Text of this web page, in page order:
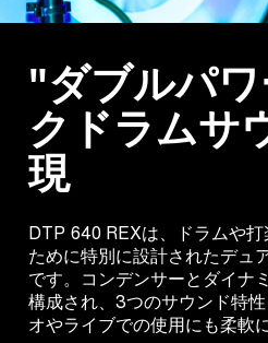
"ダブルパ
クドラムサ
現
DTP 640 REXは、ドラムや
ために特別に設計されたデュ
です。コンデンサーとダイナ
構成され、3つのサウンド特
オやライブでの使用にも柔軟